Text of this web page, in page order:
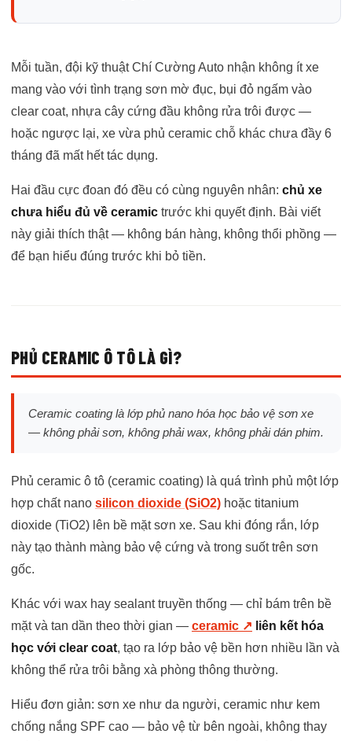
Mỗi tuần, đội kỹ thuật Chí Cường Auto nhận không ít xe
mang vào với tình trạng sơn mờ đục, bụi đỏ ngấm vào
clear coat, nhựa cây cứng đầu không rửa trôi được —
hoặc ngược lại, xe vừa phủ ceramic chỗ khác chưa đầy 6
tháng đã mất hết tác dụng.
Hai đầu cực đoan đó đều có cùng nguyên nhân: chủ xe
chưa hiểu đủ về ceramic trước khi quyết định. Bài viết
này giải thích thật — không bán hàng, không thổi phồng —
để bạn hiểu đúng trước khi bỏ tiền.
PHỦ CERAMIC Ô TÔ LÀ GÌ?
Ceramic coating là lớp phủ nano hóa học bảo vệ sơn xe
— không phải sơn, không phải wax, không phải dán phim.
Phủ ceramic ô tô (ceramic coating) là quá trình phủ một lớp
hợp chất nano silicon dioxide (SiO2) hoặc titanium
dioxide (TiO2) lên bề mặt sơn xe. Sau khi đóng rắn, lớp
này tạo thành màng bảo vệ cứng và trong suốt trên sơn
gốc.
Khác với wax hay sealant truyền thống — chỉ bám trên bề
mặt và tan dần theo thời gian — ceramic ↗ liên kết hóa
học với clear coat, tạo ra lớp bảo vệ bền hơn nhiều lần và
không thể rửa trôi bằng xà phòng thông thường.
Hiểu đơn giản: sơn xe như da người, ceramic như kem
chống nắng SPF cao — bảo vệ từ bên ngoài, không thay